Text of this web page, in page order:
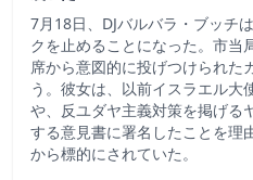
7月18日、DJバルバラ・ブッチ
クを止めることになった。市当
席から意図的に投げつけられた
う。彼女は、以前イスラエル大
や、反ユダヤ主義対策を掲げる
する意見書に署名したことを理
から標的にされていた。